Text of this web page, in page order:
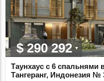
$ 290 292
Таунхаус с 6 спальнями
Тангеранг, Индонезия №